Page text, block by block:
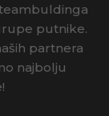
teambuldinga
putnike.
partnera
najbolju